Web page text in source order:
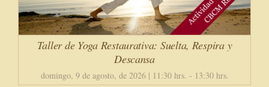
Taller de Yoga Restaurativa: Suelta, Respira y
Descansa
domingo, 9 de agosto, de 2026 | 11:30 hrs. - 13:30 hrs.